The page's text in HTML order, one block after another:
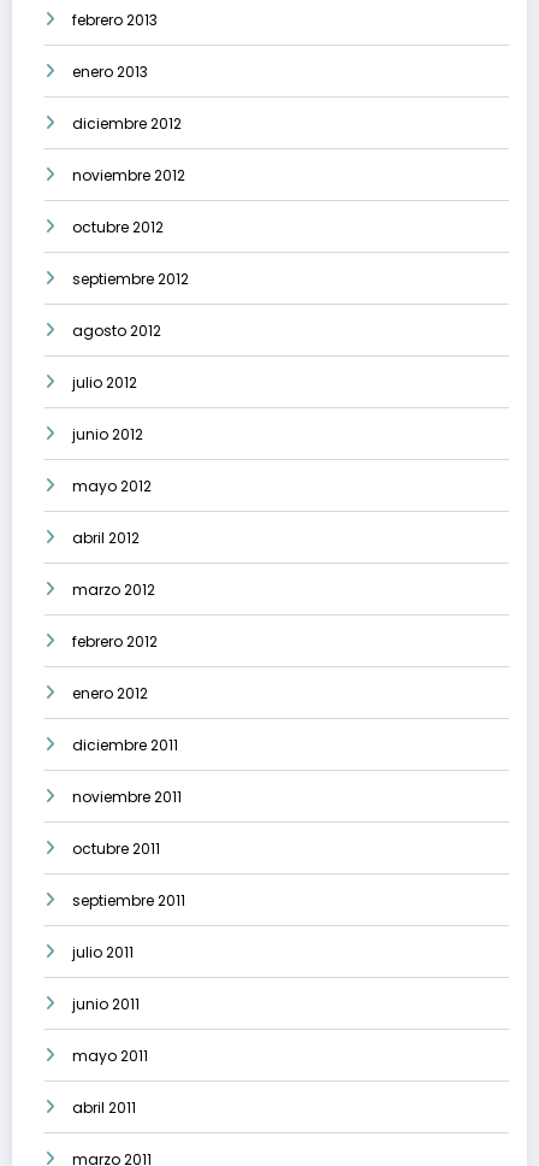
febrero 2013
enero 2013
diciembre 2012
noviembre 2012
octubre 2012
septiembre 2012
agosto 2012
julio 2012
junio 2012
mayo 2012
abril 2012
marzo 2012
febrero 2012
enero 2012
diciembre 2011
noviembre 2011
octubre 2011
septiembre 2011
julio 2011
junio 2011
mayo 2011
abril 2011
marzo 2011